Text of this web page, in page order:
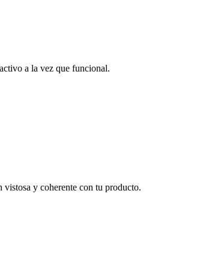
a la vez que funcional.
vistosa y coherente con tu producto.